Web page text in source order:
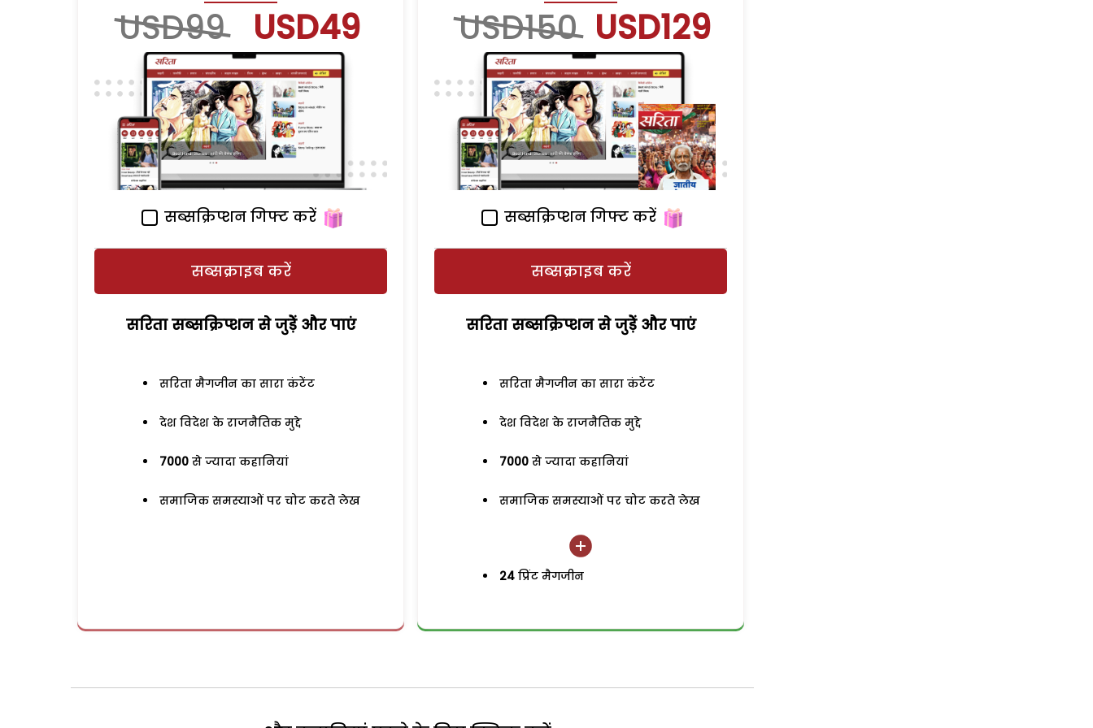
USD99 USD49
सब्सक्रिप्शन गिफ्ट करें
सब्सक्राइब करें
सरिता सब्सक्रिप्शन से जुड़ेें और पाएं
सरिता मैगजीन का सारा कंटेंट
देश विदेश के राजनैतिक मुद्दे
7000 से ज्यादा कहानियां
समाजिक समस्याओं पर चोट करते लेख
USD150 USD129
सब्सक्रिप्शन गिफ्ट करें
सब्सक्राइब करें
सरिता सब्सक्रिप्शन से जुड़ेें और पाएं
सरिता मैगजीन का सारा कंटेंट
देश विदेश के राजनैतिक मुद्दे
7000 से ज्यादा कहानियां
समाजिक समस्याओं पर चोट करते लेख
24 प्रिंट मैगजीन